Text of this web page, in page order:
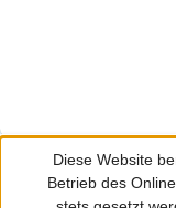
Diese Website
Betrieb des